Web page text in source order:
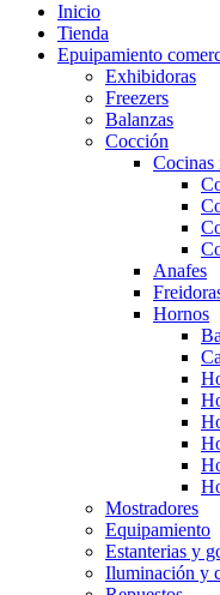
Inicio
Tienda
Epuipamiento
Exhibidoras
Freezers
Balanzas
Cocción
Cocinas
Anafes
Hornos
Mostradores
Equipamiento
Estanterias y
Iluminación y